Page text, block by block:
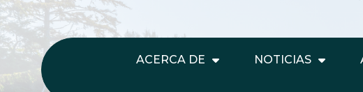
ACERCA DE NOTICIAS